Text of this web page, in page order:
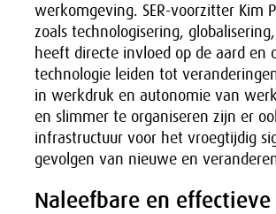
werkomgeving. SER-voorzitter Kim
zoals technologisering,
heeft directe invloed op de aard
technologie leiden tot
in werkdruk en autonomie van
en slimmer te organiseren zijn er
infrastructuur voor het vroegtijdig
gevolgen van nieuwe en
Naleefbare en